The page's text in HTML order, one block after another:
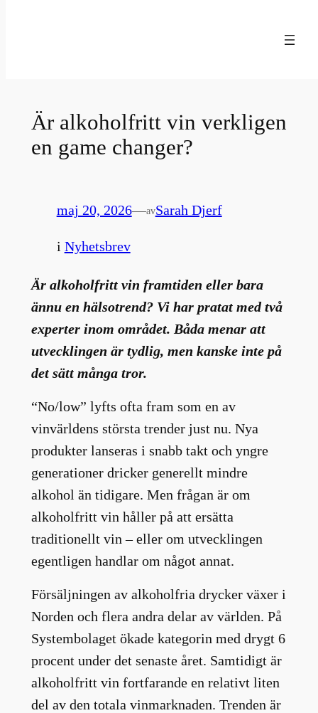
Är alkoholfritt vin verkligen
en game changer?
maj 20, 2026—avSarah Djerf
i Nyhetsbrev
Är alkoholfritt vin framtiden eller bara
ännu en hälsotrend? Vi har pratat med två
experter inom området. Båda menar att
utvecklingen är tydlig, men kanske inte på
det sätt många tror.
“No/low” lyfts ofta fram som en av
vinvärldens största trender just nu. Nya
produkter lanseras i snabb takt och yngre
generationer dricker generellt mindre
alkohol än tidigare. Men frågan är om
alkoholfritt vin håller på att ersätta
traditionellt vin – eller om utvecklingen
egentligen handlar om något annat.
Försäljningen av alkoholfria drycker växer i
Norden och flera andra delar av världen. På
Systembolaget ökade kategorin med drygt 6
procent under det senaste året. Samtidigt är
alkoholfritt vin fortfarande en relativt liten
del av den totala vinmarknaden. Trenden är